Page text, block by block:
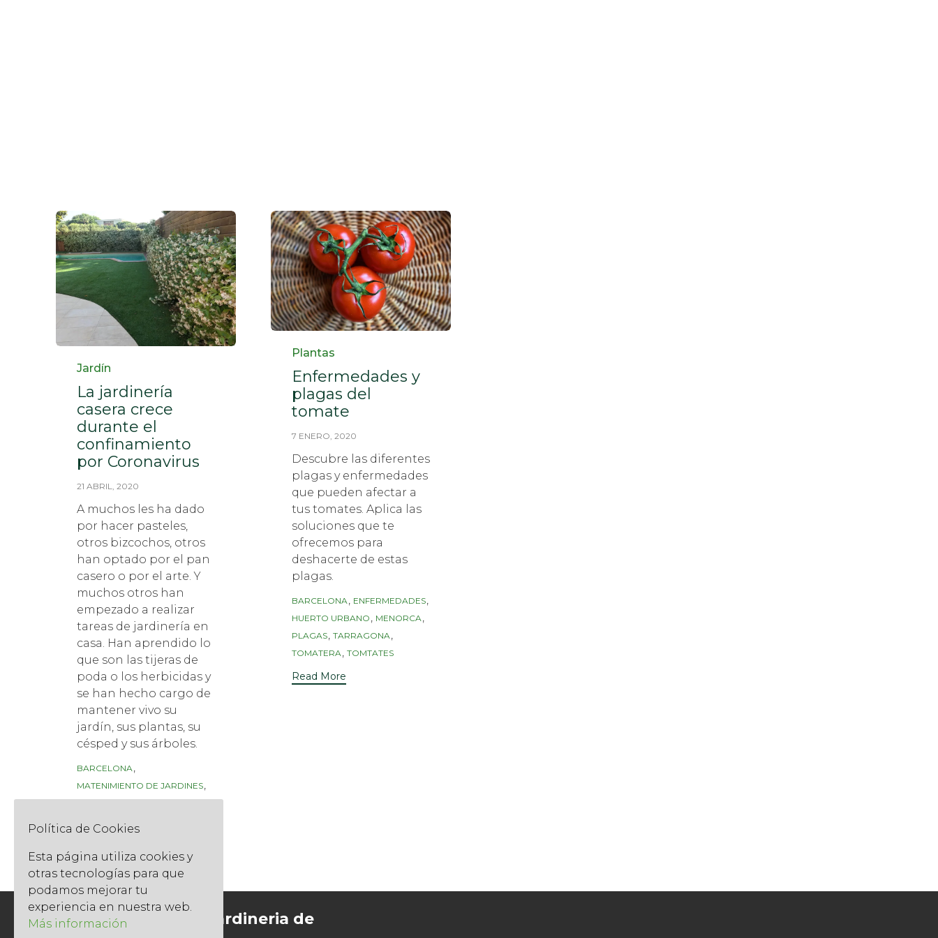
Category
Jardín
La jardinería
casera crece
durante el
confinamiento
por Coronavirus
21 ABRIL, 2020
A muchos les ha dado
por hacer pasteles,
otros bizcochos, otros
han optado por el pan
casero o por el arte. Y
muchos otros han
empezado a realizar
tareas de jardinería en
casa. Han aprendido lo
que son las tijeras de
poda o los herbicidas y
se han hecho cargo de
mantener vivo su
jardín, sus plantas, su
césped y sus árboles.
Tags
BARCELONA,
MATENIMIENTO DE JARDINES,
Read More
Category
Plantas
Enfermedades y
plagas del
tomate
7 ENERO, 2020
Descubre las diferentes
plagas y enfermedades
que pueden afectar a
tus tomates. Aplica las
soluciones que te
ofrecemos para
deshacerte de estas
plagas.
Tags
BARCELONA, ENFERMEDADES,
HUERTO URBANO , MENORCA,
PLAGAS, TARRAGONA,
TOMATERA, TOMTATES
Read More
Socios del Gremi de Jardineria de
Política de Cookies
Esta página utiliza cookies y
otras tecnologías para que
podamos mejorar tu
experiencia en nuestra web.
Más información